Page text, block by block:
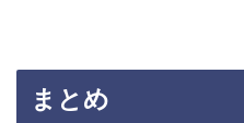
まとめ